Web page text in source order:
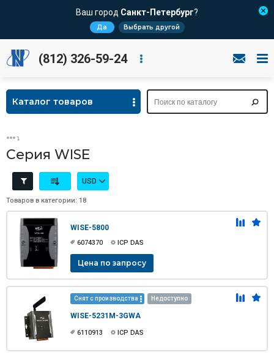
Ваш город Санкт-Петербург?
Да Выбрать другой
(812) 326-59-24
Каталог товаров
Серия WISE
USD
Товаров в категории: 18
WISE-5800
6074370 ICP DAS
Цена по запросу
Снят с производства Недоступно
WISE-5231M-3GWA
6110913 ICP DAS